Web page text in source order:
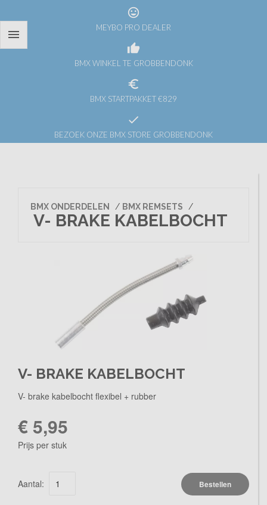

tag_faces
MEYBO PRO DEALER
thumb_up
BMX WINKEL TE GROBBENDONK
euro_symbol
BMX STARTPAKKET €829
check
BEZOEK ONZE BMX STORE GROBBENDONK
BMX ONDERDELEN / BMX REMSETS /
V- BRAKE KABELBOCHT
V- BRAKE KABELBOCHT
V- brake kabelbocht flexibel + rubber
€ 5,95
Prijs per stuk
Aantal: Bestellen